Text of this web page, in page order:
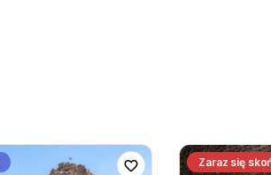
Zaraz się